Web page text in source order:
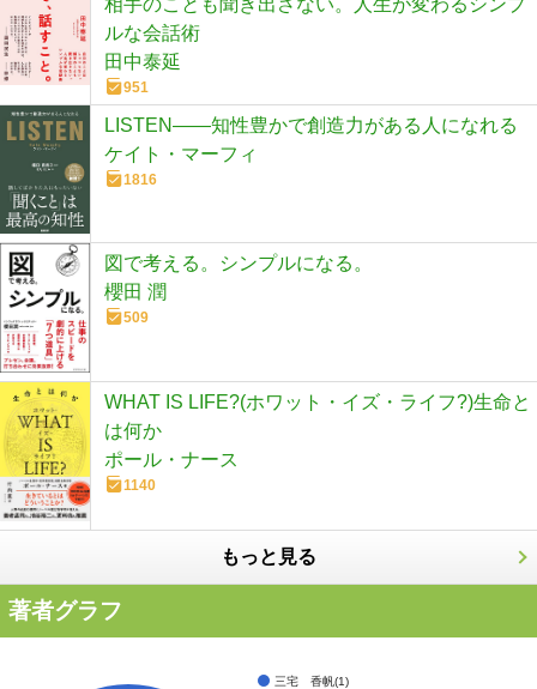
相手のことも聞き出さない。人生が変わるシンプ
ルな会話術
田中泰延
951
LISTEN――知性豊かで創造力がある人になれる
ケイト・マーフィ
1816
図で考える。シンプルになる。
櫻田 潤
509
WHAT IS LIFE?(ホワット・イズ・ライフ?)生命と
は何か
ポール・ナース
1140
もっと見る
著者グラフ
三宅 香帆(1)